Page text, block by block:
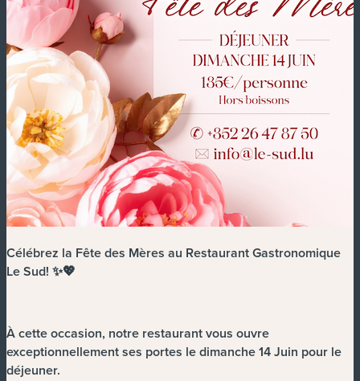
Célébrez la Fête des Mères au Restaurant Gastronomique
Le Sud! ✨💖
À cette occasion, notre restaurant vous ouvre
exceptionnellement ses portes le dimanche 14 Juin pour le
déjeuner.